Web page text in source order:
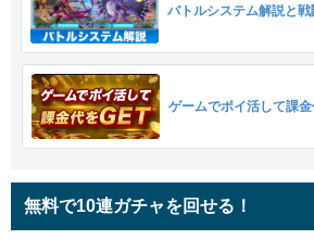
バトルシステム解説と戦
ゲームでポイ活して課金
無料で10連ガチャを回せる！